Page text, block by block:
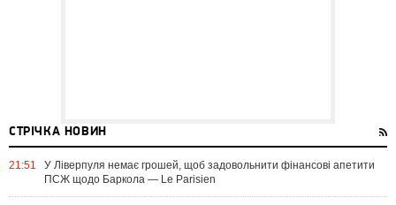
СТРІЧКА НОВИН
21:51
У Ліверпуля немає грошей, щоб задовольнити фінансові апетити
ПСЖ щодо Баркола — Le Parisien